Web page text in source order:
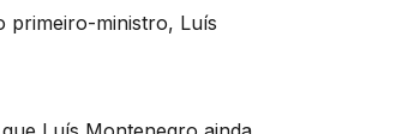
primeiro-ministro, Luís